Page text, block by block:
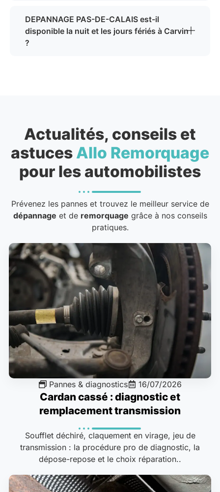
DEPANNAGE PAS-DE-CALAIS est-il
disponible la nuit et les jours fériés à Carvin
?
Actualités, conseils et
astuces Allo Remorquage
pour les automobilistes
Prévenez les pannes et trouvez le meilleur service de
dépannage et de remorquage grâce à nos conseils
pratiques.
Pannes & diagnostics 16/07/2026
Cardan cassé : diagnostic et
remplacement transmission
Soufflet déchiré, claquement en virage, jeu de
transmission : la procédure pro de diagnostic, la
dépose-repose et le choix réparation..